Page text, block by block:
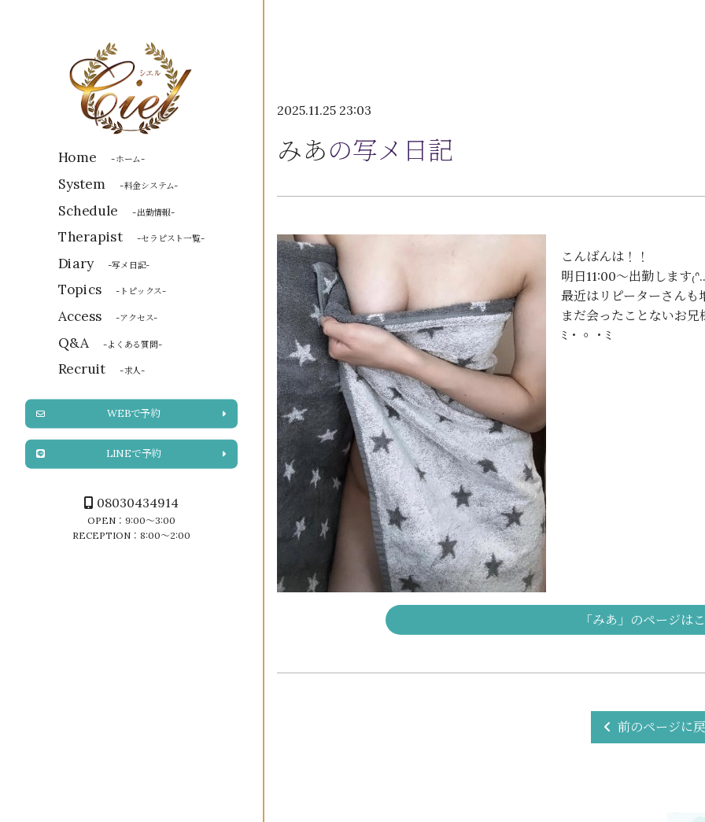
Home -ホーム-
System -料金システム-
Schedule -出勤情報-
Therapist -セラピスト一覧-
Diary -写メ日記-
Topics -トピックス-
Access -アクセス-
Q&A -よくある質問-
Recruit -求人-
WEBで予約
LINEで予約
08030434914
OPEN：9:00～3:00
RECEPTION：8:00～2:00
2025.11.25 23:03
みあの写メ日記
こんばんは！！
明日11:00〜出勤します
最近はリピーターさん
まだ会ったことないお
ﾐ・◦・ﾐ
「みあ」のページは
前のページに